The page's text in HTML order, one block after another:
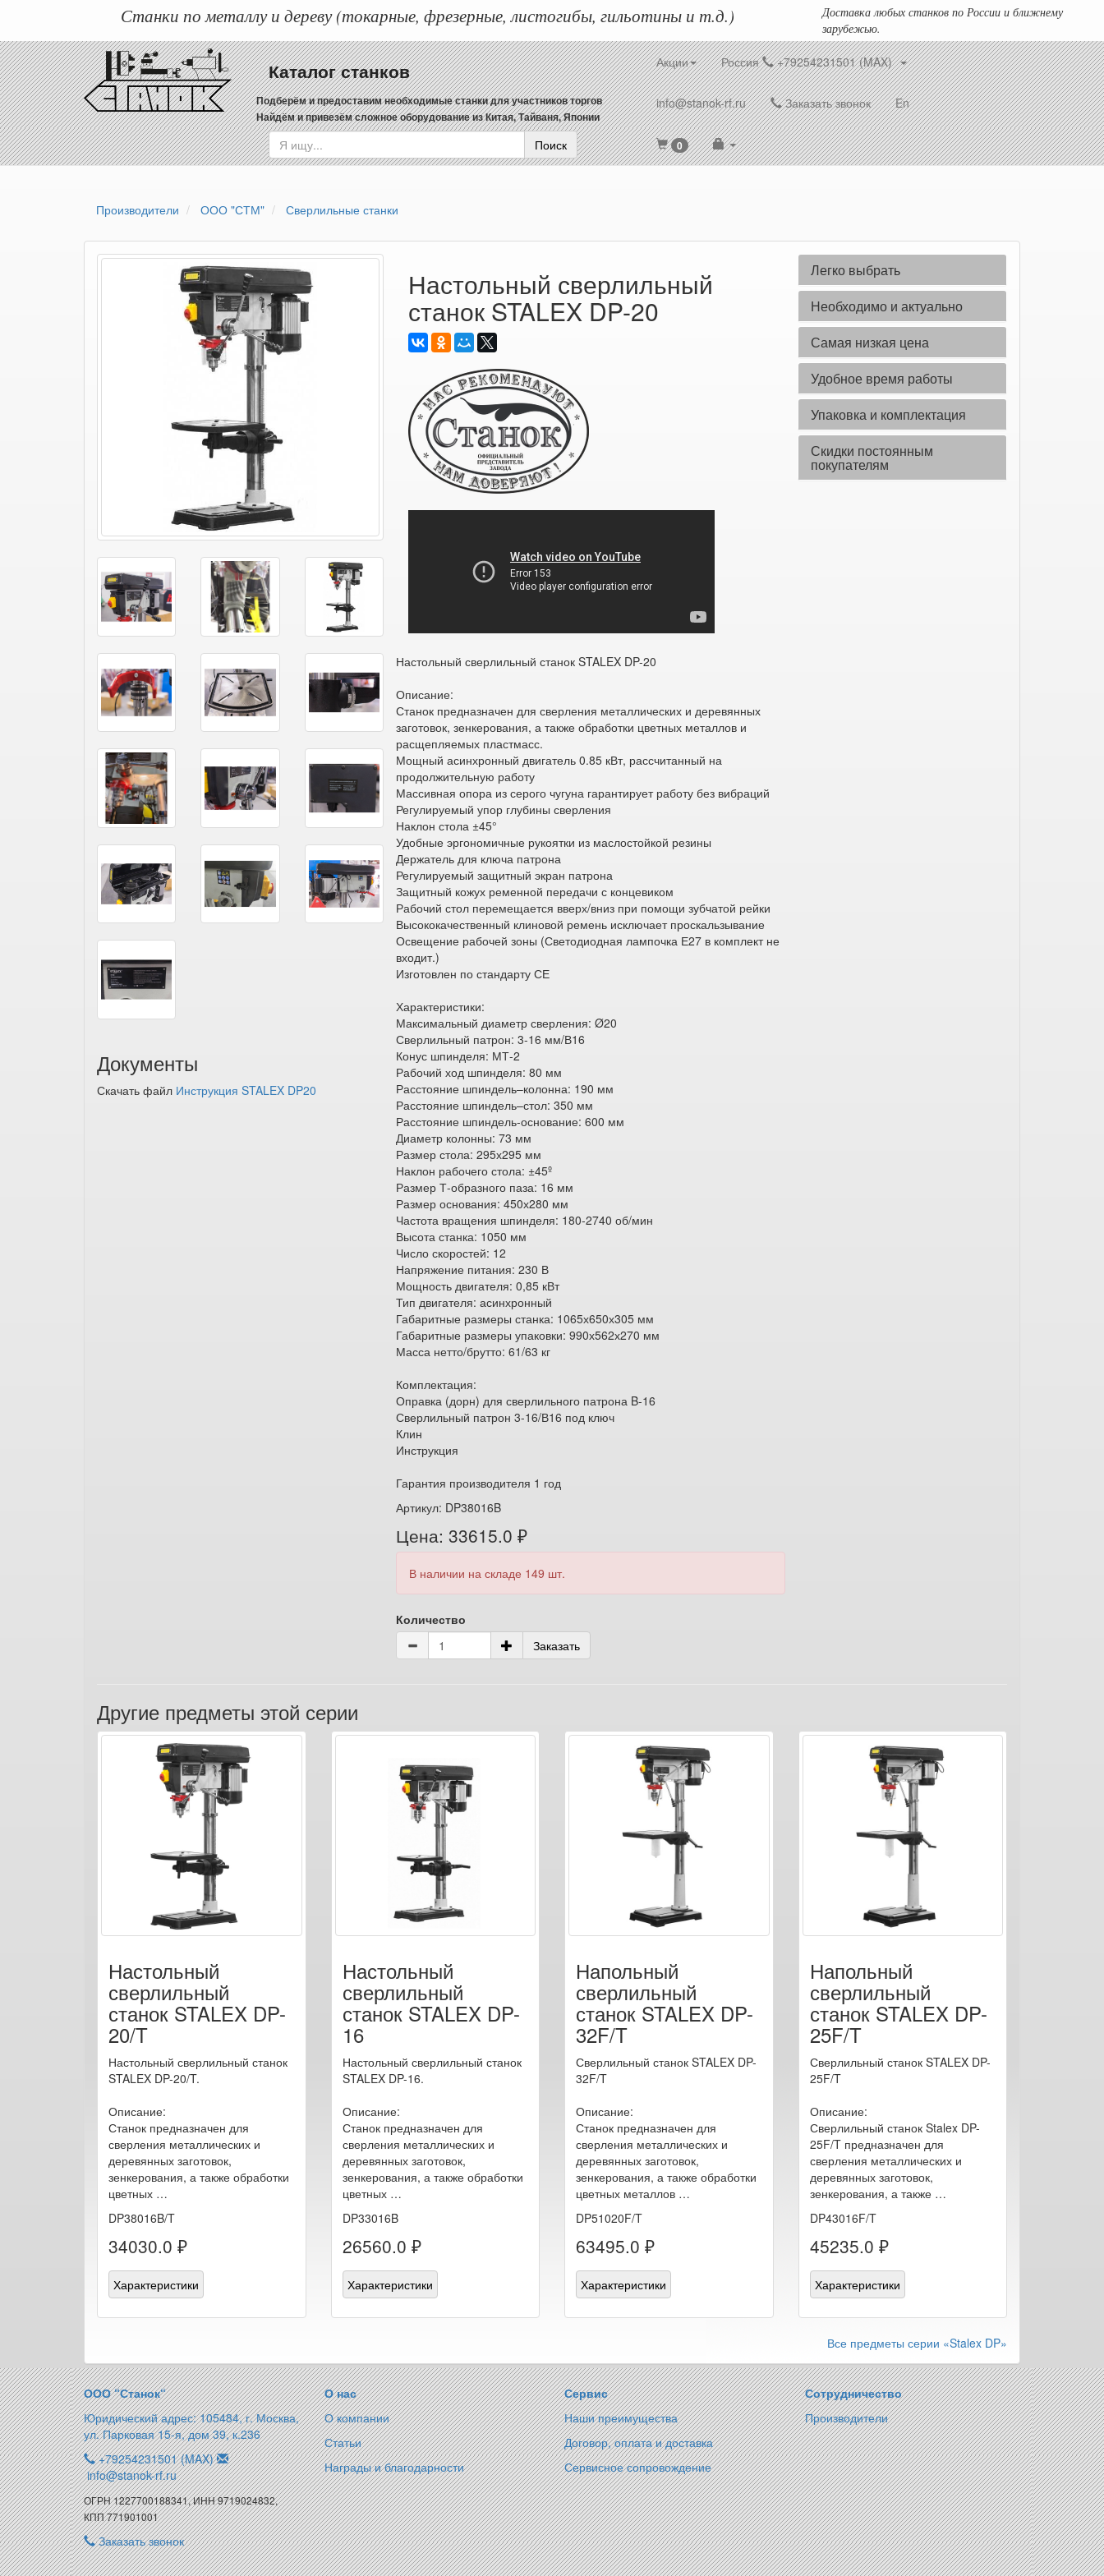
Станки по металлу и дереву (токарные, фрезерные, листогибы, гильотины и т.д.)
Доставка любых станков по России и ближнему
зарубежью.
Каталог станков
Подберём и предоставим необходимые станки для участников торгов
Найдём и привезём сложное оборудование из Китая, Тайваня, Японии
Поиск
Акции Россия +79254231501 (MAX)
info@stanok-rf.ru Заказать звонок En
0
Производители ООО "СТМ" Сверлильные станки
Документы
Скачать файл Инструкция STALEX DP20
Настольный сверлильный
станок STALEX DP-20
Настольный сверлильный станок STALEX DP-20
Описание:
Станок предназначен для сверления металлических и деревянных
заготовок, зенкерования, а также обработки цветных металлов и
расщепляемых пластмасс.
Мощный асинхронный двигатель 0.85 кВт, рассчитанный на
продолжительную работу
Массивная опора из серого чугуна гарантирует работу без вибраций
Регулируемый упор глубины сверления
Наклон стола ±45°
Удобные эргономичные рукоятки из маслостойкой резины
Держатель для ключа патрона
Регулируемый защитный экран патрона
Защитный кожух ременной передачи с концевиком
Рабочий стол перемещается вверх/вниз при помощи зубчатой рейки
Высококачественный клиновой ремень исключает проскальзывание
Освещение рабочей зоны (Светодиодная лампочка Е27 в комплект не
входит.)
Изготовлен по стандарту СЕ
Характеристики:
Максимальный диаметр сверления: Ø20
Сверлильный патрон: 3-16 мм/В16
Конус шпинделя: МТ-2
Рабочий ход шпинделя: 80 мм
Расстояние шпиндель–колонна: 190 мм
Расстояние шпиндель–стол: 350 мм
Расстояние шпиндель-основание: 600 мм
Диаметр колонны: 73 мм
Размер стола: 295х295 мм
Наклон рабочего стола: ±45º
Размер Т-образного паза: 16 мм
Размер основания: 450х280 мм
Частота вращения шпинделя: 180-2740 об/мин
Высота станка: 1050 мм
Число скоростей: 12
Напряжение питания: 230 В
Мощность двигателя: 0,85 кВт
Тип двигателя: асинхронный
Габаритные размеры станка: 1065х650х305 мм
Габаритные размеры упаковки: 990х562х270 мм
Масса нетто/брутто: 61/63 кг
Комплектация:
Оправка (дорн) для сверлильного патрона B-16
Сверлильный патрон 3-16/В16 под ключ
Клин
Инструкция
Гарантия производителя 1 год
Артикул: DP38016B
Цена: 33615.0 ₽
В наличии на складе 149 шт.
Количество
Заказать
Легко выбрать
Необходимо и актуально
Самая низкая цена
Удобное время работы
Упаковка и комплектация
Скидки постоянным
покупателям
Другие предметы этой серии
Настольный
сверлильный
станок STALEX DP-
20/T
Настольный сверлильный станок
STALEX DP-20/T.
Описание:
Станок предназначен для
сверления металлических и
деревянных заготовок,
зенкерования, а также обработки
цветных …
DP38016B/T
34030.0 ₽
Характеристики
Настольный
сверлильный
станок STALEX DP-
16
Настольный сверлильный станок
STALEX DP-16.
Описание:
Станок предназначен для
сверления металлических и
деревянных заготовок,
зенкерования, а также обработки
цветных …
DP33016B
26560.0 ₽
Характеристики
Напольный
сверлильный
станок STALEX DP-
32F/T
Сверлильный станок STALEX DP-
32F/T
Описание:
Станок предназначен для
сверления металлических и
деревянных заготовок,
зенкерования, а также обработки
цветных металлов …
DP51020F/T
63495.0 ₽
Характеристики
Напольный
сверлильный
станок STALEX DP-
25F/T
Сверлильный станок STALEX DP-
25F/T
Описание:
Сверлильный станок Stalex DP-
25F/T предназначен для
сверления металлических и
деревянных заготовок,
зенкерования, а также …
DP43016F/T
45235.0 ₽
Характеристики
Все предметы серии «Stalex DP»
ООО “Станок“
Юридический адрес: 105484, г. Москва,
ул. Парковая 15-я, дом 39, к.236
+79254231501 (MAX)
info@stanok-rf.ru
ОГРН 1227700188341, ИНН 9719024832,
КПП 771901001
Заказать звонок
О нас
О компании
Статьи
Награды и благодарности
Сервис
Наши преимущества
Договор, оплата и доставка
Сервисное сопровождение
Сотрудничество
Производители